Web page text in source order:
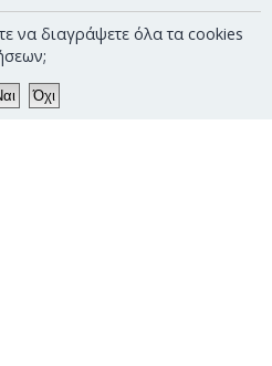
ζ
να διαγράψετε όλα τα cookies